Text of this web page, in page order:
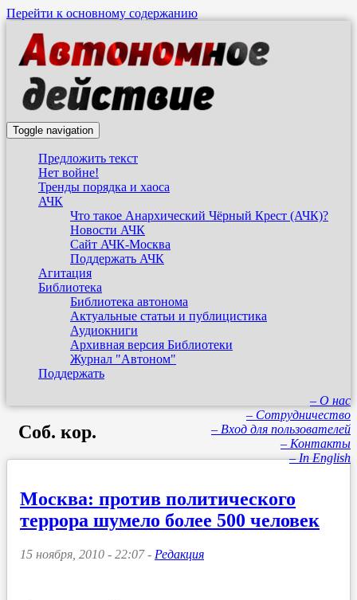
Перейти к основному содержанию
Toggle navigation
Предложить текст
Нет войне!
Тренды порядка и хаоса
АЧК
Что такое Анархический Чёрный Крест (АЧК)?
Новости АЧК
Сайт АЧК-Москва
Поддержать АЧК
Агитация
Библиотека
Библиотека автонома
Актуальные статьи и публицистика
Аудиокниги
Архивная версия Библиотеки
Журнал "Автоном"
Поддержать
– О нас
– Сотрудничество
– Вход для пользователей
– Контакты
– In English
Соб. кор.
Москва: против политического
террора шумело более 500 человек
15 ноября, 2010 - 22:07 - Редакция